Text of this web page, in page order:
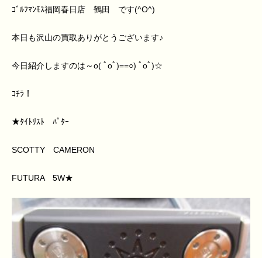
ｺﾞﾙﾌﾏﾝﾓｽ福岡春日店 鶴田 です(^O^)
本日も沢山の買取ありがとうございます♪
今日紹介しますのは～o( ﾟoﾟ)==○) ﾟοﾟ)☆
ｺﾁﾗ！
★ﾀｲﾄﾘｽﾄ ﾊﾟﾀｰ
SCOTTY CAMERON
FUTURA 5W★